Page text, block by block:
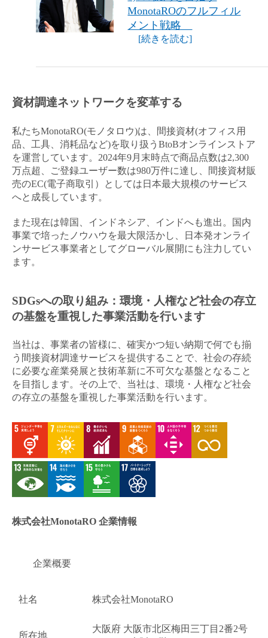
MonotaROのフルフィル
メント戦略
[続きを読む]
資材調達ネットワークを変革する
私たちMonotaRO(モノタロウ)は、間接資材(オフィス用
品、工具、消耗品など)を取り扱うBtoBオンラインストア
を運営しています。2024年9月末時点で商品点数は2,300
万点超、ご登録ユーザー数は980万件に達し、間接資材販
売のEC(電子商取引）としては日本最大規模のサービス
へと成長しています。
また現在は韓国、インドネシア、インドへも進出。国内
事業で培ったノウハウを最大限活かし、日本発オンライ
ンサービス事業者としてグローバル展開にも注力してい
ます。
SDGsへの取り組み：環境・人権など社会の存立
の基盤を重視した事業活動を行います
当社は、事業者の皆様に、確実かつ短い納期で何でも揃
う間接資材調達サービスを提供することで、社会の存続
に必要な産業発展と技術革新に不可欠な基盤となること
を目指します。その上で、当社は、環境・人権など社会
の存立の基盤を重視した事業活動を行います。
株式会社MonotaRO 企業情報
企業概要
社名 株式会社MonotaRO
所在地
大阪府 大阪市北区梅田三丁目2番2号